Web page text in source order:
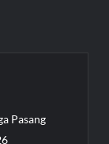
Pasang